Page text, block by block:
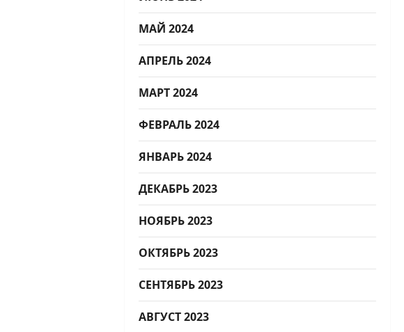
МАЙ 2024
АПРЕЛЬ 2024
МАРТ 2024
ФЕВРАЛЬ 2024
ЯНВАРЬ 2024
ДЕКАБРЬ 2023
НОЯБРЬ 2023
ОКТЯБРЬ 2023
СЕНТЯБРЬ 2023
АВГУСТ 2023